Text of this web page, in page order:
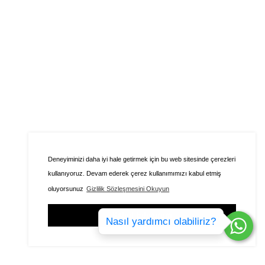
Deneyiminizi daha iyi hale getirmek için bu web sitesinde çerezleri
kullanıyoruz. Devam ederek çerez kullanımımızı kabul etmiş
oluyorsunuz Gizlilik Sözleşmesini Okuyun
Nasıl yardımcı olabiliriz?